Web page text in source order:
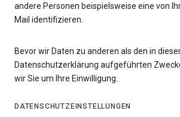
andere Personen beispielsweise eine von
Mail identifizieren.
Bevor wir Daten zu anderen als den in
Datenschutzerklärung aufgeführten
wir Sie um Ihre Einwilligung.
DATENSCHUTZEINSTELLUNGEN